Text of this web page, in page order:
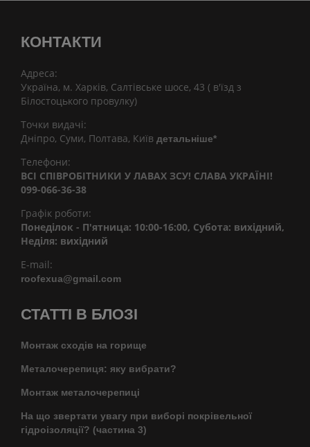
КОНТАКТИ
Адреса:
Україна, м. Харків, Салтівське шосе, 43 ( в'їзд з
Білостоцького провулку)
Точки видачі:
Дніпро, Суми, Полтава, Київ детальніше*
Телефони:
ВСІ СПІВРОБІТНИКИ У ЛАВАХ ЗСУ! СЛАВА УКРАЇНІ!
099-066-36-38
Графік роботи:
Понеділок - П'ятница: 10:00-16:00, Субота: вихідний,
Неділя: вихідний
E-mail:
roofexua@gmail.com
СТАТТІ В БЛОЗІ
Монтаж сходів на горище
Металочерепиця: яку вибрати?
Монтаж металочерепиці
На що звертати увагу при виборі покрівельної
гідроізоляції? (частина 3)